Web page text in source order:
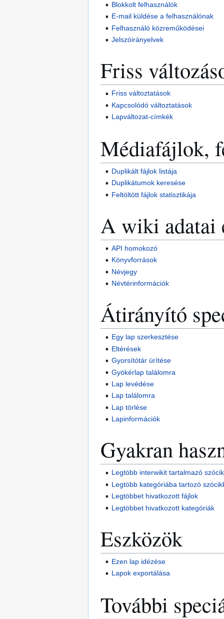
Blokkolt felhasználók
E-mail küldése a felhasználónak
Felhasználó közreműködései
Jelszóirányelvek
Friss
Friss változtatások
Kapcsolódó változtatások
Lapváltozat-címkék
Médiafájlok,
Duplikált fájlok listája
Duplikátumok keresése
Feltöltött fájlok statisztikája
A wiki adatai
API homokozó
Könyvforrások
Névjegy
Névtérinformációk
Átirányító
Egy lap szerkesztése
Eltérések
Gyorsítótár ürítése
Gyökérlap találomra
Lap levédése
Lap találomra
Lap törlése
Lapinformációk
Gyakran
Legtöbb interwikit tartalmazó
Legtöbb kategóriába tartozó
Legtöbbet hivatkozott fájlok
Legtöbbet hivatkozott kategóriák
Eszközök
Ezen lap idézése
Lapok exportálása
További